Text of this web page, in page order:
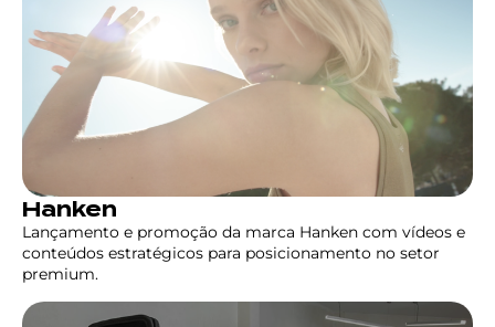
Hanken
Lançamento e promoção da marca Hanken com vídeos e
conteúdos estratégicos para posicionamento no setor
premium.